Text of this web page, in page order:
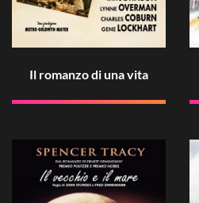
Il romanzo di una vita